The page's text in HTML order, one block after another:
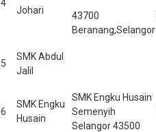
4
Johari
43700
Beranang,Selangor
5
SMK Abdul
Jalil
6
SMK Engku
Husain
SMK Engku Husain
Semenyih
Selangor 43500